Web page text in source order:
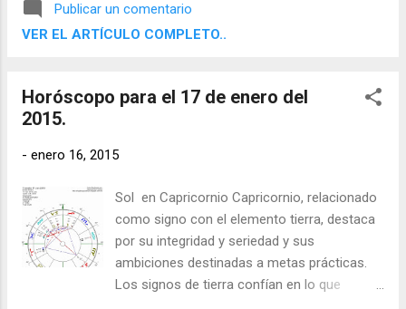
determinados, disciplinados y fiables, y
saben cómo utilizar el mundo material.
Publicar un comentario
VER EL ARTÍCULO COMPLETO..
Horóscopo para el 17 de enero del
2015.
- enero 16, 2015
Sol en Capricornio Capricornio, relacionado
como signo con el elemento tierra, destaca
por su integridad y seriedad y sus
ambiciones destinadas a metas prácticas.
Los signos de tierra confían en lo que